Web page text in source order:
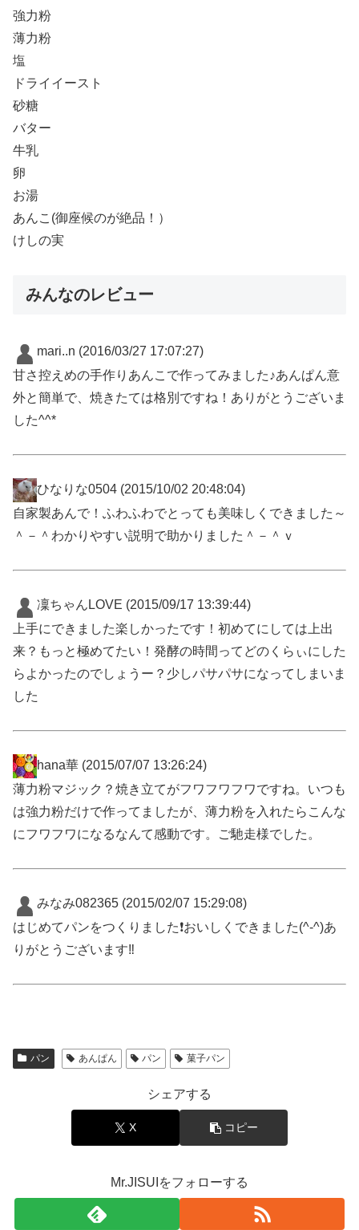
強力粉
薄力粉
塩
ドライイースト
砂糖
バター
牛乳
卵
お湯
あんこ(御座候のが絶品！）
けしの実
みんなのレビュー
mari..n (2016/03/27 17:07:27)
甘さ控えめの手作りあんこで作ってみました♪あんぱん意
外と簡単で、焼きたては格別ですね！ありがとうございま
した^^*
ひなりな0504 (2015/10/02 20:48:04)
自家製あんで！ふわふわでとっても美味しくできました～
＾－＾わかりやすい説明で助かりました＾－＾ｖ
凜ちゃんLOVE (2015/09/17 13:39:44)
上手にできました楽しかったです！初めてにしては上出
来？もっと極めてたい！発酵の時間ってどのくらぃにした
らよかったのでしょうー？少しパサパサになってしまいま
した
hana華 (2015/07/07 13:26:24)
薄力粉マジック？焼き立てがフワフワフワですね。いつも
は強力粉だけで作ってましたが、薄力粉を入れたらこんな
にフワフワになるなんて感動です。ご馳走様でした。
みなみ082365 (2015/02/07 15:29:08)
はじめてパンをつくりました❗おいしくできました(^-^)あ
りがとうございます‼
パン あんぱん パン 菓子パン
シェアする
X コピー
Mr.JISUIをフォローする